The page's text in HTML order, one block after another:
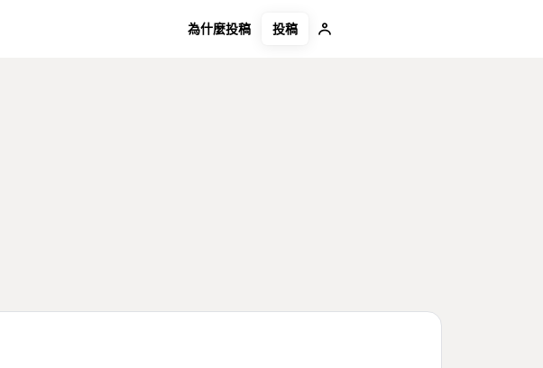
為什麼投稿 投稿